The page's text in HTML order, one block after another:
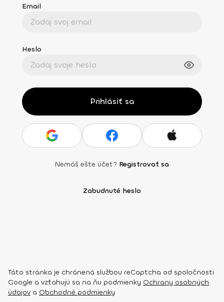
Email
Heslo
Prihlásiť sa
Nemáš ešte účet? Registrovať sa
Zabudnuté heslo
Táto stránka je chránená službou reCaptcha od spoločnosti
Google a vzťahujú sa na ňu podmienky Ochrany osobných
údajov a Obchodné podmienky